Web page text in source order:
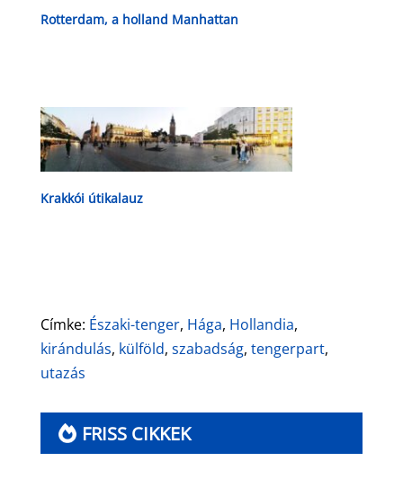
Rotterdam, a holland Manhattan
Krakkói útikalauz
Címke: Északi-tenger, Hága, Hollandia,
kirándulás, külföld, szabadság, tengerpart,
utazás
FRISS CIKKEK